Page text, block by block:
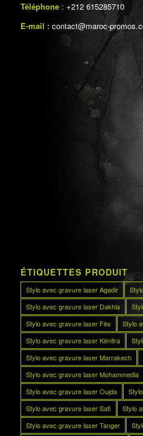
Téléphone : +212 615285710
E-mail : contact@maroc-
ÉTIQUETTES PRODUIT
Stylo avec gravure laser Agadir
Stylo avec gravure laser Dakhla
Stylo avec gravure laser Fès
Stylo
Stylo avec gravure laser Kénitra
Stylo avec gravure laser Marrakech
Stylo avec gravure laser Mohammedia
Stylo avec gravure laser Oujda
Stylo avec gravure laser Safi
Stylo
Stylo avec gravure laser Tanger